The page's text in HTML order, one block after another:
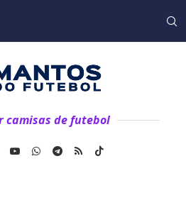
camisas de futebol